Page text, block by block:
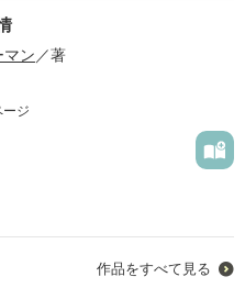
ますのでよろしくでする。
マン ／著
ージ
作品をすべて見る